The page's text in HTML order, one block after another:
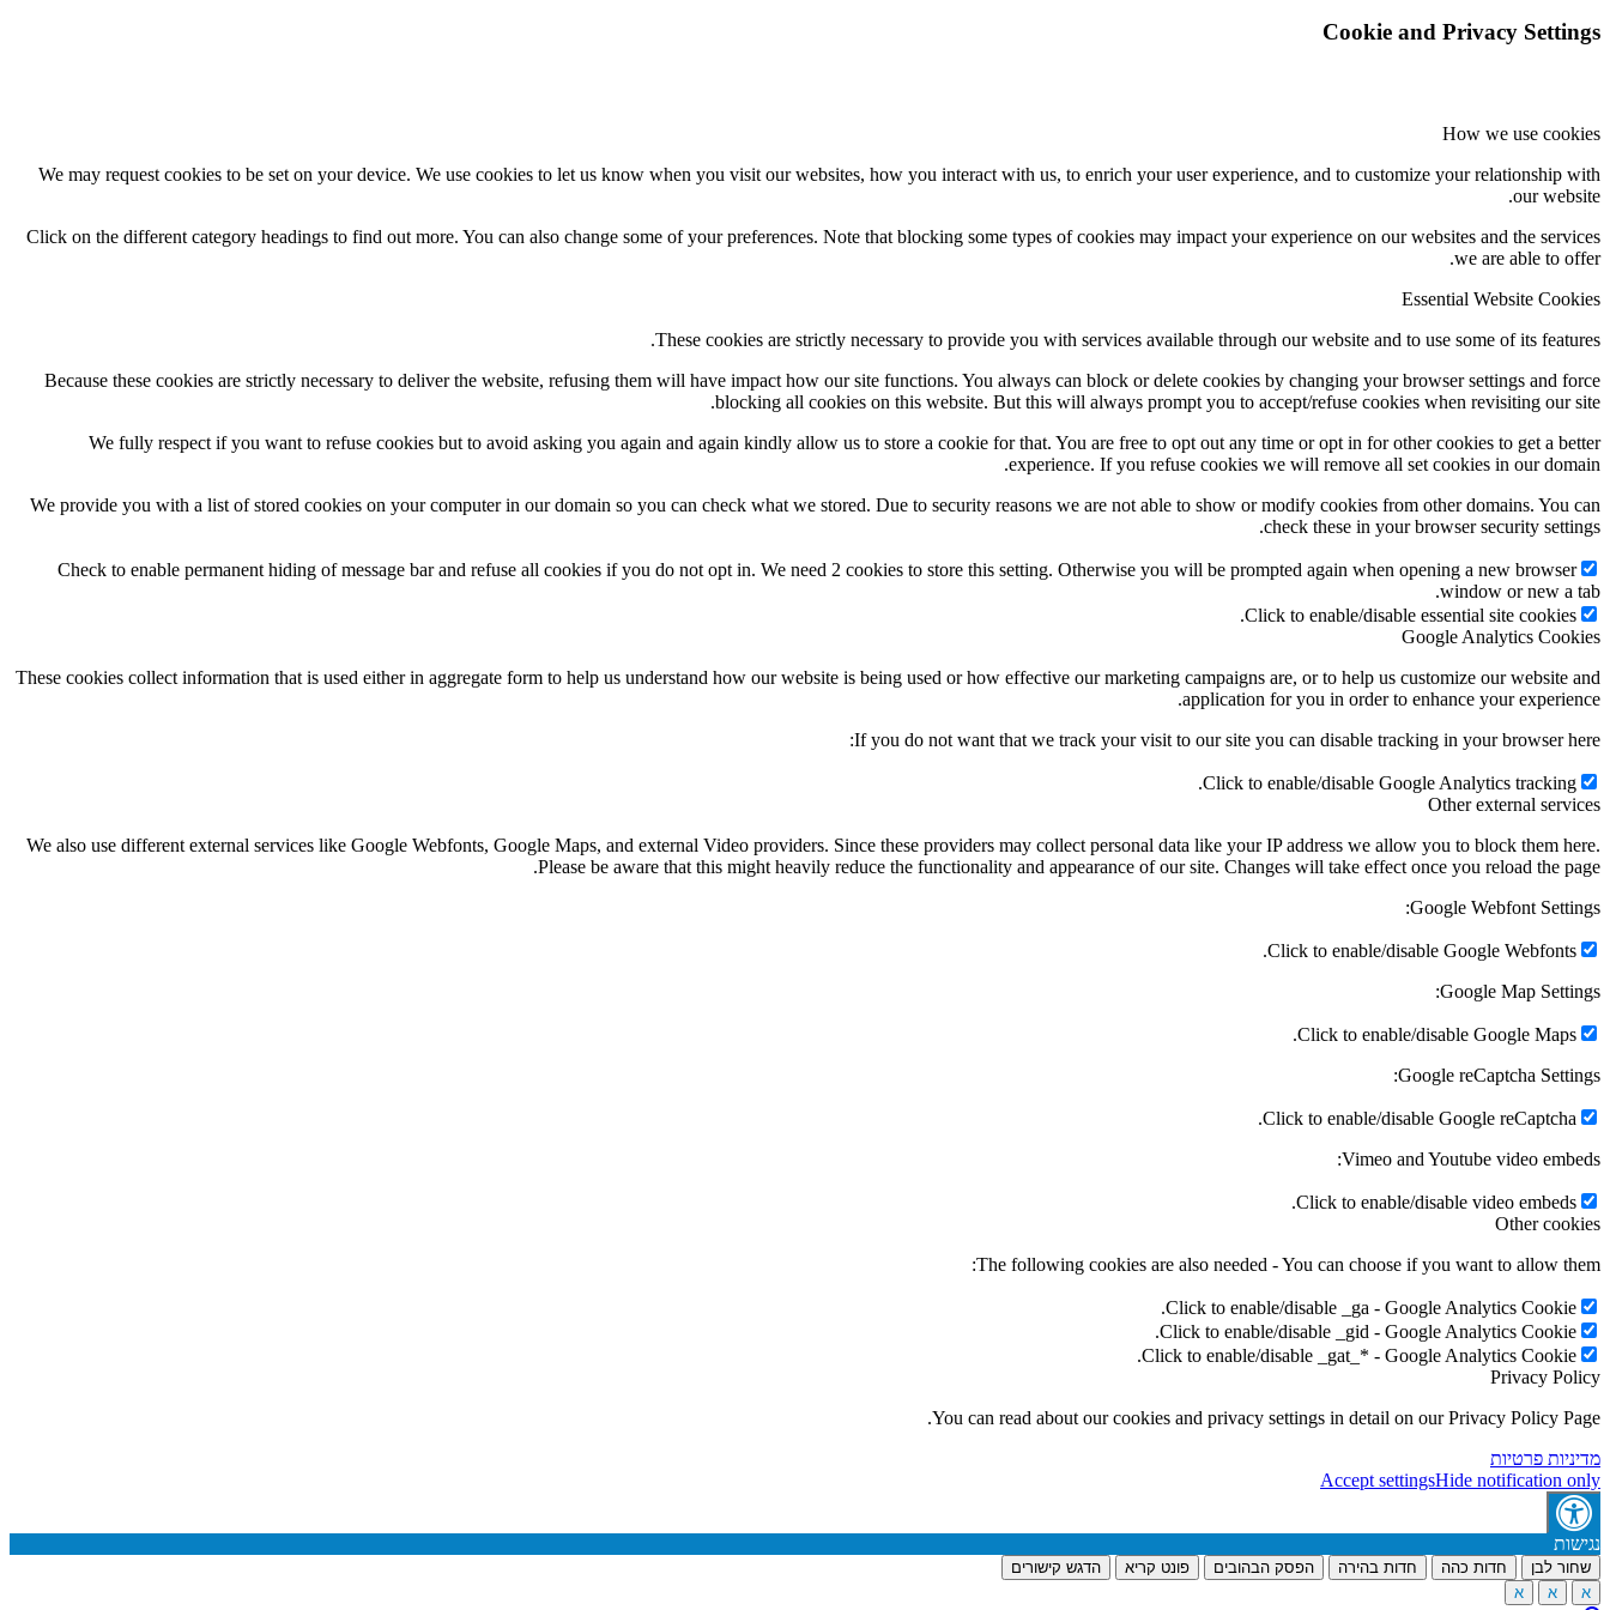
Cookie and Privacy Settings
How we use cookies
We may request cookies to be set on your device. We use cookies to let us know when you visit our websites, how you interact with us, to enrich your user experience, and to customize your relationship with
our website.
Click on the different category headings to find out more. You can also change some of your preferences. Note that blocking some types of cookies may impact your experience on our websites and the services
we are able to offer.
Essential Website Cookies
These cookies are strictly necessary to provide you with services available through our website and to use some of its features.
Because these cookies are strictly necessary to deliver the website, refusing them will have impact how our site functions. You always can block or delete cookies by changing your browser settings and force
blocking all cookies on this website. But this will always prompt you to accept/refuse cookies when revisiting our site.
We fully respect if you want to refuse cookies but to avoid asking you again and again kindly allow us to store a cookie for that. You are free to opt out any time or opt in for other cookies to get a better
experience. If you refuse cookies we will remove all set cookies in our domain.
We provide you with a list of stored cookies on your computer in our domain so you can check what we stored. Due to security reasons we are not able to show or modify cookies from other domains. You can
check these in your browser security settings.
Check to enable permanent hiding of message bar and refuse all cookies if you do not opt in. We need 2 cookies to store this setting. Otherwise you will be prompted again when opening a new browser
window or new a tab.
Click to enable/disable essential site cookies.
Google Analytics Cookies
These cookies collect information that is used either in aggregate form to help us understand how our website is being used or how effective our marketing campaigns are, or to help us customize our website and
application for you in order to enhance your experience.
If you do not want that we track your visit to our site you can disable tracking in your browser here:
Click to enable/disable Google Analytics tracking.
Other external services
We also use different external services like Google Webfonts, Google Maps, and external Video providers. Since these providers may collect personal data like your IP address we allow you to block them here.
Please be aware that this might heavily reduce the functionality and appearance of our site. Changes will take effect once you reload the page.
Google Webfont Settings:
Click to enable/disable Google Webfonts.
Google Map Settings:
Click to enable/disable Google Maps.
Google reCaptcha Settings:
Click to enable/disable Google reCaptcha.
Vimeo and Youtube video embeds:
Click to enable/disable video embeds.
Other cookies
The following cookies are also needed - You can choose if you want to allow them:
Click to enable/disable _ga - Google Analytics Cookie.
Click to enable/disable _gid - Google Analytics Cookie.
Click to enable/disable _gat_* - Google Analytics Cookie.
Privacy Policy
You can read about our cookies and privacy settings in detail on our Privacy Policy Page.
מדיניות פרטיות
Accept settingsHide notification only
נגישות
שחור לבן חדות כהה חדות בהירה הפסק הבהובים פונט קריא
הדגש קישורים
א
א א